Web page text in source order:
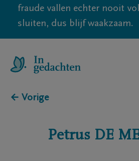
fraude vallen echter nooit
sluiten, dus blijf waakzaam.
← Vorige
Petrus DE